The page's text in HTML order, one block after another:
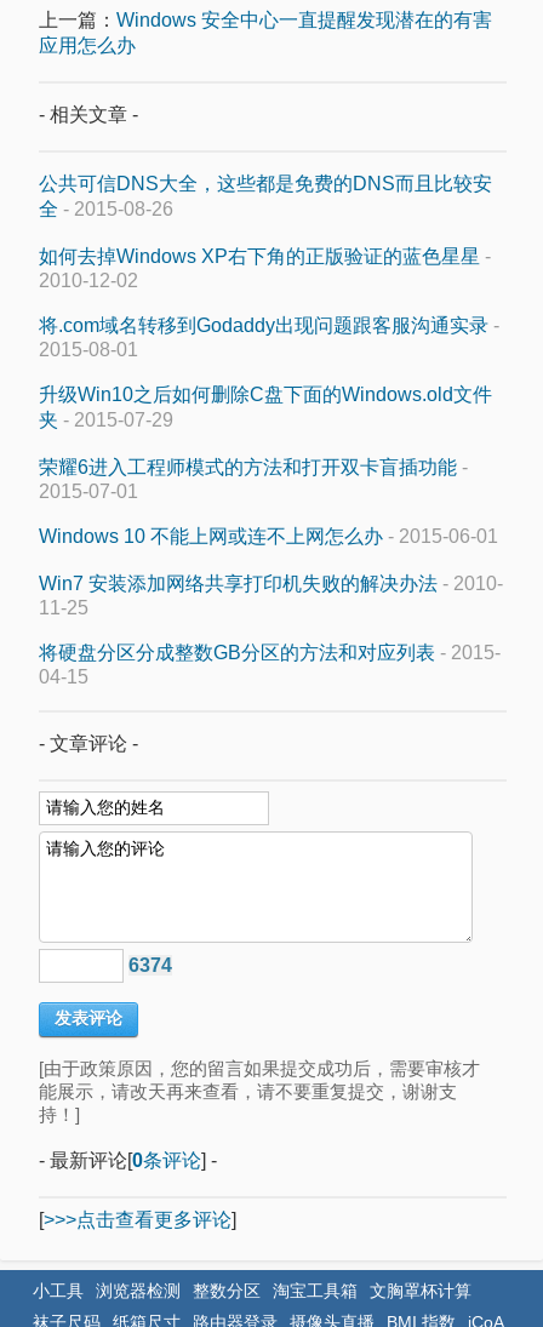
上一篇： Windows 安全中心一直提醒发现潜在的有害
应用怎么办
- 相关文章 -
公共可信DNS大全，这些都是免费的DNS而且比较安
全 - 2015-08-26
如何去掉Windows XP右下角的正版验证的蓝色星星 -
2010-12-02
将.com域名转移到Godaddy出现问题跟客服沟通实录 -
2015-08-01
升级Win10之后如何删除C盘下面的Windows.old文件
夹 - 2015-07-29
荣耀6进入工程师模式的方法和打开双卡盲插功能 -
2015-07-01
Windows 10 不能上网或连不上网怎么办 - 2015-06-01
Win7 安装添加网络共享打印机失败的解决办法 - 2010-
11-25
将硬盘分区分成整数GB分区的方法和对应列表 - 2015-
04-15
- 文章评论 -
6374
[由于政策原因，您的留言如果提交成功后，需要审核才
能展示，请改天再来查看，请不要重复提交，谢谢支
持！]
- 最新评论[0条评论] -
[>>>点击查看更多评论]
小工具 浏览器检测 整数分区 淘宝工具箱
文胸罩杯计算
袜子尺码
纸箱尺寸 路由器登录 摄像头直播 BMI 指数 iCoA